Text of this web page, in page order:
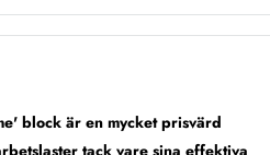
block är en mycket prisvärd
tack vare sina effektiva